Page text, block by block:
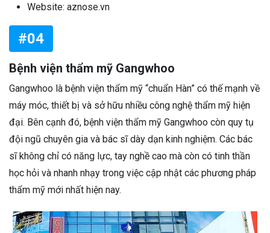
Website: aznose.vn
#04
Bệnh viện thẩm mỹ Gangwhoo
Gangwhoo là bệnh viện thẩm mỹ “chuẩn Hàn” có thế mạnh về
máy móc, thiết bị và sở hữu nhiều công nghệ thẩm mỹ hiện
đại. Bên cạnh đó, bệnh viện thẩm mỹ Gangwhoo còn quy tụ
đội ngũ chuyên gia và bác sĩ dày dạn kinh nghiệm. Các bác
sĩ không chỉ có năng lực, tay nghề cao mà còn có tinh thần
học hỏi và nhanh nhạy trong việc cập nhật các phương pháp
thẩm mỹ mới nhất hiện nay.